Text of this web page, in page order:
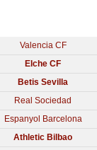
Valencia CF
Elche CF
Betis Sevilla
Real Sociedad
Espanyol Barcelona
Athletic Bilbao